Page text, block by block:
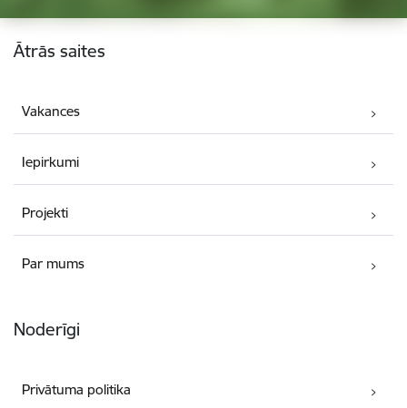
Kājene
Ātrās saites
Vakances
Iepirkumi
Projekti
Par mums
Noderīgi
Privātuma politika